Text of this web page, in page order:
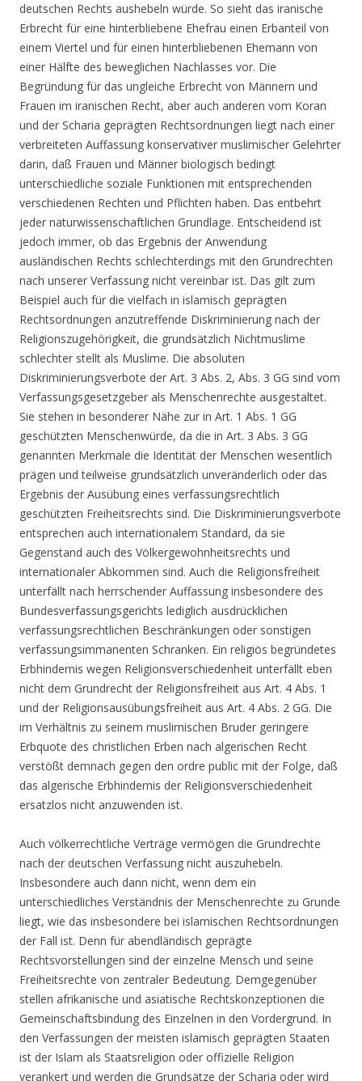
deutschen Rechts aushebeln würde. So sieht das iranische
Erbrecht für eine hinterbliebene Ehefrau einen Erbanteil von
einem Viertel und für einen hinterbliebenen Ehemann von
einer Hälfte des beweglichen Nachlasses vor. Die
Begründung für das ungleiche Erbrecht von Männern und
Frauen im iranischen Recht, aber auch anderen vom Koran
und der Scharia geprägten Rechtsordnungen liegt nach einer
verbreiteten Auffassung konservativer muslimischer Gelehrter
darin, daß Frauen und Männer biologisch bedingt
unterschiedliche soziale Funktionen mit entsprechenden
verschiedenen Rechten und Pflichten haben. Das entbehrt
jeder naturwissenschaftlichen Grundlage. Entscheidend ist
jedoch immer, ob das Ergebnis der Anwendung
ausländischen Rechts schlechterdings mit den Grundrechten
nach unserer Verfassung nicht vereinbar ist. Das gilt zum
Beispiel auch für die vielfach in islamisch geprägten
Rechtsordnungen anzutreffende Diskriminierung nach der
Religionszugehörigkeit, die grundsätzlich Nichtmuslime
schlechter stellt als Muslime. Die absoluten
Diskriminierungsverbote der Art. 3 Abs. 2, Abs. 3 GG sind vom
Verfassungsgesetzgeber als Menschenrechte ausgestaltet.
Sie stehen in besonderer Nähe zur in Art. 1 Abs. 1 GG
geschützten Menschenwürde, da die in Art. 3 Abs. 3 GG
genannten Merkmale die Identität der Menschen wesentlich
prägen und teilweise grundsätzlich unveränderlich oder das
Ergebnis der Ausübung eines verfassungsrechtlich
geschützten Freiheitsrechts sind. Die Diskriminierungsverbote
entsprechen auch internationalem Standard, da sie
Gegenstand auch des Völkergewohnheitsrechts und
internationaler Abkommen sind. Auch die Religionsfreiheit
unterfällt nach herrschender Auffassung insbesondere des
Bundesverfassungsgerichts lediglich ausdrücklichen
verfassungsrechtlichen Beschränkungen oder sonstigen
verfassungsimmanenten Schranken. Ein religiös begründetes
Erbhindernis wegen Religionsverschiedenheit unterfällt eben
nicht dem Grundrecht der Religionsfreiheit aus Art. 4 Abs. 1
und der Religionsausübungsfreiheit aus Art. 4 Abs. 2 GG. Die
im Verhältnis zu seinem muslimischen Bruder geringere
Erbquote des christlichen Erben nach algerischen Recht
verstößt demnach gegen den ordre public mit der Folge, daß
das algerische Erbhindernis der Religionsverschiedenheit
ersatzlos nicht anzuwenden ist.
Auch völkerrechtliche Verträge vermögen die Grundrechte
nach der deutschen Verfassung nicht auszuhebeln.
Insbesondere auch dann nicht, wenn dem ein
unterschiedliches Verständnis der Menschenrechte zu Grunde
liegt, wie das insbesondere bei islamischen Rechtsordnungen
der Fall ist. Denn für abendländisch geprägte
Rechtsvorstellungen sind der einzelne Mensch und seine
Freiheitsrechte von zentraler Bedeutung. Demgegenüber
stellen afrikanische und asiatische Rechtskonzeptionen die
Gemeinschaftsbindung des Einzelnen in den Vordergrund. In
den Verfassungen der meisten islamisch geprägten Staaten
ist der Islam als Staatsreligion oder offizielle Religion
verankert und werden die Grundsätze der Scharia oder wird